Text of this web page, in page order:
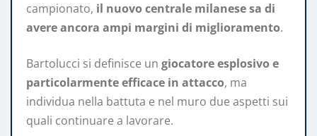
campionato, il nuovo centrale milanese sa di
avere ancora ampi margini di miglioramento.
Bartolucci si definisce un giocatore esplosivo e
particolarmente efficace in attacco, ma
individua nella battuta e nel muro due aspetti sui
quali continuare a lavorare.